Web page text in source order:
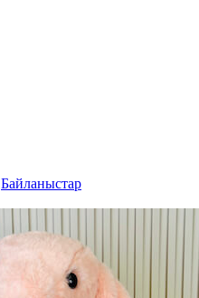
Байланыстар